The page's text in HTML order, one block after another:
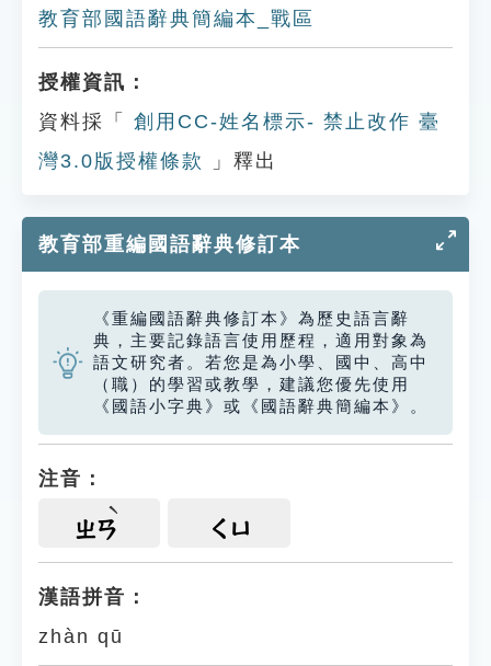
教育部國語辭典簡編本_戰區
授權資訊：
資料採「
創用CC-姓名標示- 禁止改作 臺
灣3.0版授權條款
」釋出
教育部重編國語辭典修訂本
《重編國語辭典修訂本》為歷史語言辭
典，主要記錄語言使用歷程，適用對象為
語文研究者。若您是為小學、國中、高中
（職）的學習或教學，建議您優先使用
《國語小字典》或《國語辭典簡編本》。
注音：
ㄓㄢ ㄑㄩ
漢語拼音：
zhàn qū